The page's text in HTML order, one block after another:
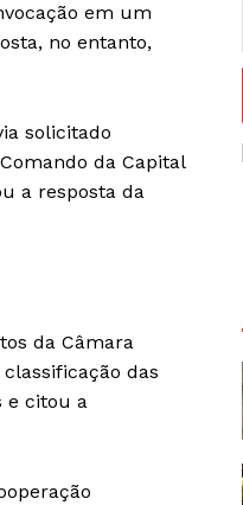
em um
no entanto,
solicitado
da Capital
a resposta da
da Câmara
das
e citou a